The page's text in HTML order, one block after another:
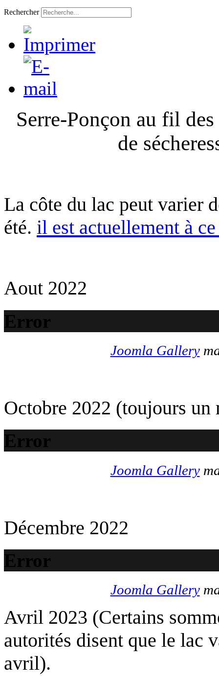
Rechercher
Serre-Ponçon au fil
de
La côte du lac peut varier
été. il est actuellement à
Aout 2022
Error
Joomla Gallery
Octobre 2022 (toujours un
Error
Joomla Gallery
Décembre 2022
Error
Joomla Gallery
Avril 2023 (Certains
autorités disent que le lac
avril).